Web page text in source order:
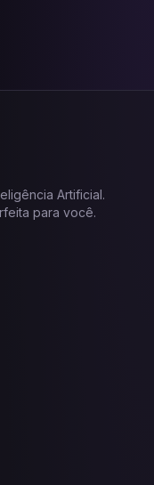
Artificial.
para você.